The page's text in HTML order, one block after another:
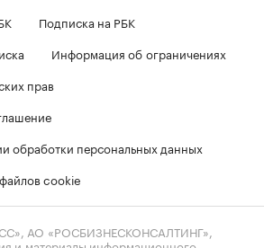
Подписка на РБК
Информация об ограничениях
прав
обработки персональных данных
cookie
АО «РОСБИЗНЕСКОНСАЛТИНГ»,